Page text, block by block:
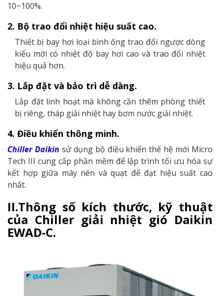
10~100%.
2. Bộ trao đổi nhiệt hiệu suất cao.
Thiết bị bay hơi loại bình ống trao đổi ngược dòng
kiểu mới có nhiệt độ bay hơi cao và trao đổi nhiệt
hiệu quả hơn.
3. Lắp đặt và bảo trì dễ dàng.
Lắp đặt linh hoạt mà không cần thêm phòng thiết
bị riêng, tháp giải nhiệt hay bơm nước giải nhiệt.
4. Điều khiển thông minh.
Chiller Daikin sử dụng bộ điều khiển thế hệ mới Micro
Tech III cung cấp phần mềm để lập trình tối ưu hóa sự
kết hợp giữa máy nén và quạt để đạt hiệu suất cao
nhất.
II.Thông số kích thước, kỹ thuật
của Chiller giải nhiệt gió Daikin
EWAD-C.